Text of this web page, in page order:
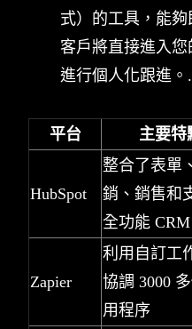
式）的工具，能
客戶將直接進入
進行個人化跟進。.
平台 主要特
HubSpot
整合了表單
銷、銷售和
全功能 CRM
Zapier
利用自訂工
協調 3000
用程序